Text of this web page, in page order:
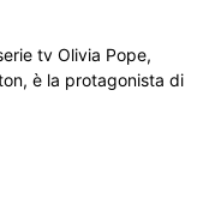
tv Olivia Pope,
è la protagonista di